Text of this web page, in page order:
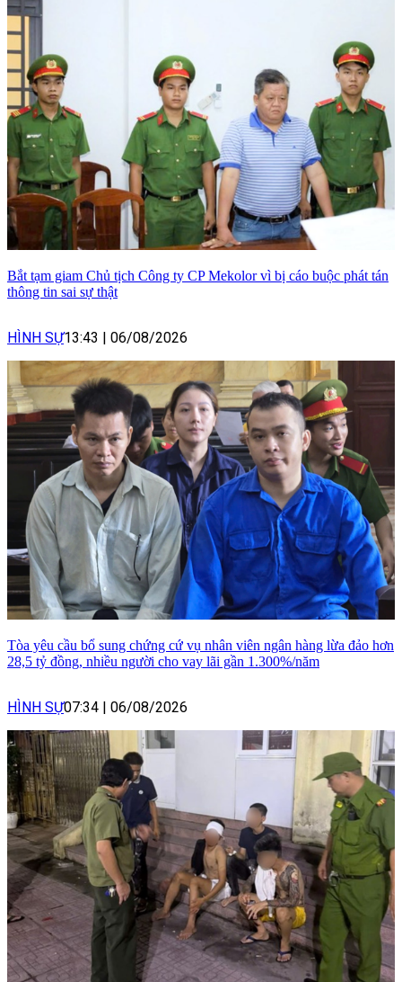
Bắt tạm giam Chủ tịch Công ty CP Mekolor vì bị cáo buộc phát tán
thông tin sai sự thật
HÌNH SỰ13:43 06/08/2026
Tòa yêu cầu bổ sung chứng cứ vụ nhân viên ngân hàng lừa đảo hơn
28,5 tỷ đồng, nhiều người cho vay lãi gần 1.300%/năm
HÌNH SỰ07:34 06/08/2026